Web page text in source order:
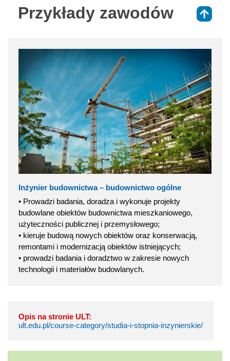
Przykłady zawodów
Inżynier budownictwa – budownictwo ogólne
• Prowadzi badania, doradza i wykonuje projekty
budowlane obiektów budownictwa mieszkaniowego,
użyteczności publicznej i przemysłowego;
• kieruje budową nowych obiektów oraz konserwacją,
remontami i modernizacją obiektów istniejących;
• prowadzi badania i doradztwo w zakresie nowych
technologii i materiałów budowlanych.
Opis na stronie ULT:
ult.edu.pl/course-category/studia-i-stopnia-inzynierskie/